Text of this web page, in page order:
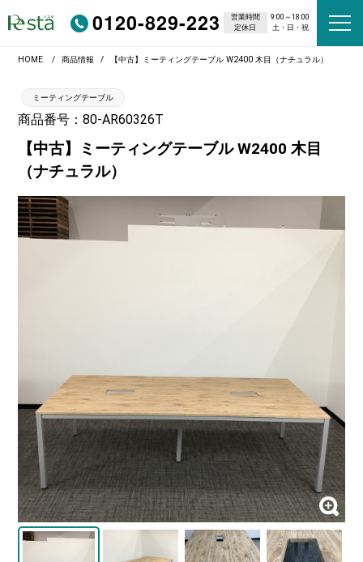
0120-829-223 営業時間
9:00～18:00
定休日
土・日・祝
HOME 商品情報 【中古】ミーティングテーブル W2400 木目（ナチュラル）
ミーティングテーブル
商品番号：80-AR60326T
【中古】ミーティングテーブル W2400 木目
（ナチュラル）